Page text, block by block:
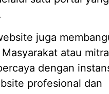
juga
atau
dengan
profesional dan